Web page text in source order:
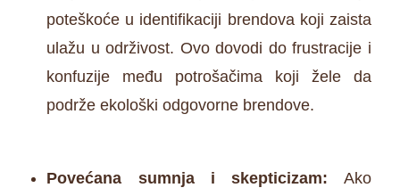
poteškoće u identifikaciji brendova koji zaista
ulažu u održivost. Ovo dovodi do frustracije i
konfuzije među potrošačima koji žele da
podrže ekološki odgovorne brendove.
Povećana sumnja i skepticizam: Ako